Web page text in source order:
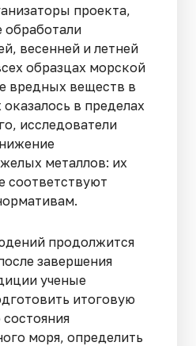
проекта,
обработали
весенней и летней
образцах морской
вредных веществ в
в пределах
исследователи
металлов: их
соответствуют
продолжится
завершения
ученые
итоговую
моря, определить